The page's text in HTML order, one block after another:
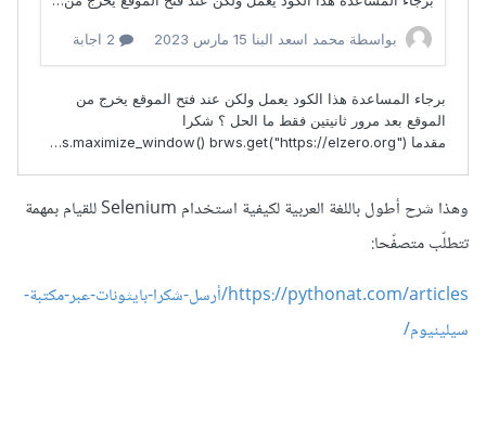
وهذا شرح أطول باللغة العربية لكيفية استخدام Selenium للقيام بمهمة
تتطلّب متصفّحا:
https://pythonat.com/articles/أرسل-شكرا-بايثونات-عبر-مكتبة-
سيلينيوم/